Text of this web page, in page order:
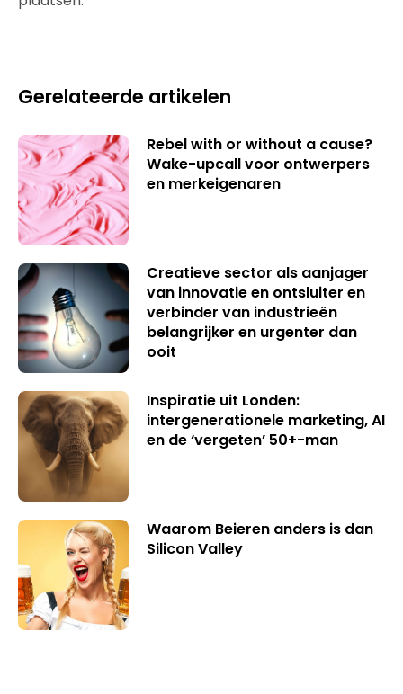
Gerelateerde artikelen
Rebel with or without a cause?
Wake-upcall voor ontwerpers
en merkeigenaren
Creatieve sector als aanjager
van innovatie en ontsluiter en
verbinder van industrieën
belangrijker en urgenter dan
ooit
Inspiratie uit Londen:
intergenerationele marketing, AI
en de ‘vergeten’ 50+-man
Waarom Beieren anders is dan
Silicon Valley